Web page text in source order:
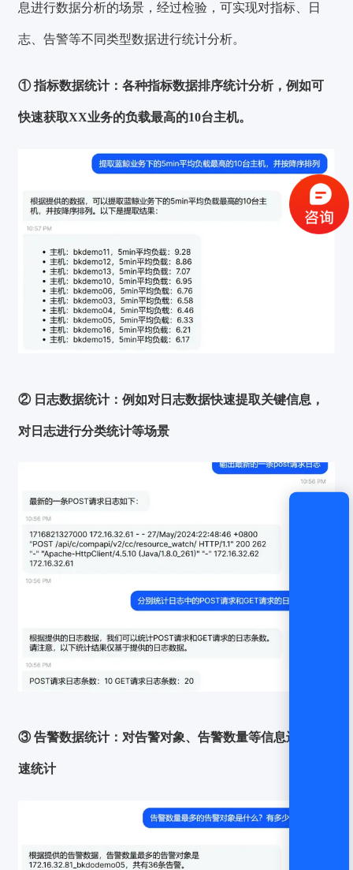
息进行数据分析的场景，经过检验，可实现对指标、日
志、告警等不同类型数据进行统计分析。
① 指标数据统计：各种指标数据排序统计分析，例如可
快速获取XX业务的负载最高的10台主机。
② 日志数据统计：例如对日志数据快速提取关键信息，
对日志进行分类统计等场景
③ 告警数据统计： 对告警对象、告警数量等信息进行快
速统计
获取验证码
登录